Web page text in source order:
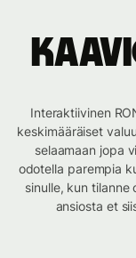
Interaktiivinen
keskimääräiset
selaamaan jopa
odotella parempia
sinulle, kun tilanne
ansiosta et